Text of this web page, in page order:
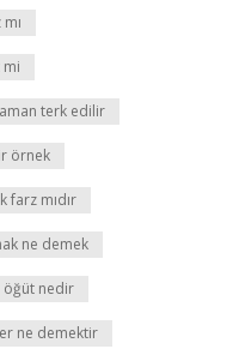
mi
terk edilir
örnek
farz mıdır
ne demek
öğüt nedir
ne demektir